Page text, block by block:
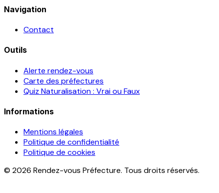
Navigation
Contact
Outils
Alerte rendez-vous
Carte des préfectures
Quiz Naturalisation : Vrai ou Faux
Informations
Mentions légales
Politique de confidentialité
Politique de cookies
© 2026 Rendez-vous Préfecture. Tous droits réservés.